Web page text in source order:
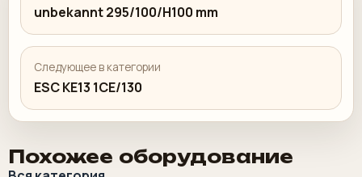
unbekannt 295/100/H100 mm
Следующее в категории
ESC KE13 1CE/130
Похожее оборудование